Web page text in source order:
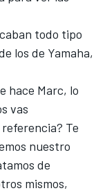
todo tipo
los de Yamaha,
hace Marc, lo
vas
Te
nuestro
de
mismos,